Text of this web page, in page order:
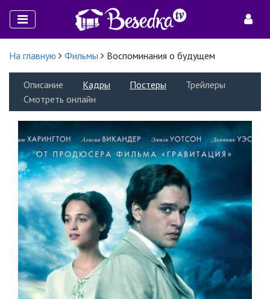
На главную Фильмы Воспоминания о будущем
Описание Кадры Постеры
Трейлеры
Смотреть онлайн